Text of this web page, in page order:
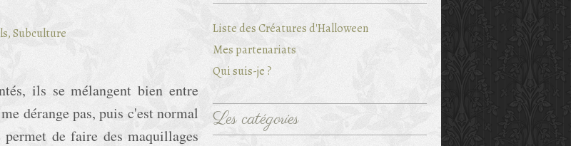
ils se mélangent bien entre
dérange pas, puis c'est normal
de faire des maquillages
Liste des Créatures d'Halloween
Mes partenariats
Qui suis-je ?
Les catégories